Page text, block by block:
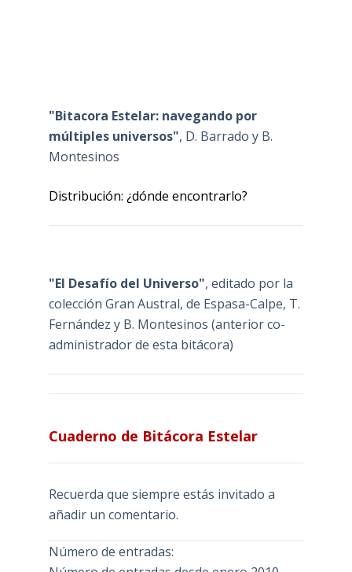
"Bitacora Estelar: navegando por
múltiples universos", D. Barrado y B.
Montesinos
Distribución: ¿dónde encontrarlo?
"El Desafío del Universo", editado por la
colección Gran Austral, de Espasa-Calpe, T.
Fernández y B. Montesinos (anterior co-
administrador de esta bitácora)
Cuaderno de Bitácora Estelar
Recuerda que siempre estás invitado a
añadir un comentario.
Número de entradas: